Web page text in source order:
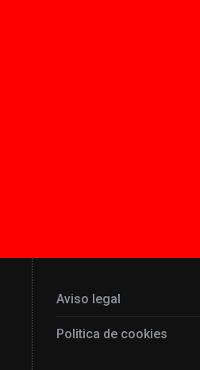
Aviso legal
Politica de cookies